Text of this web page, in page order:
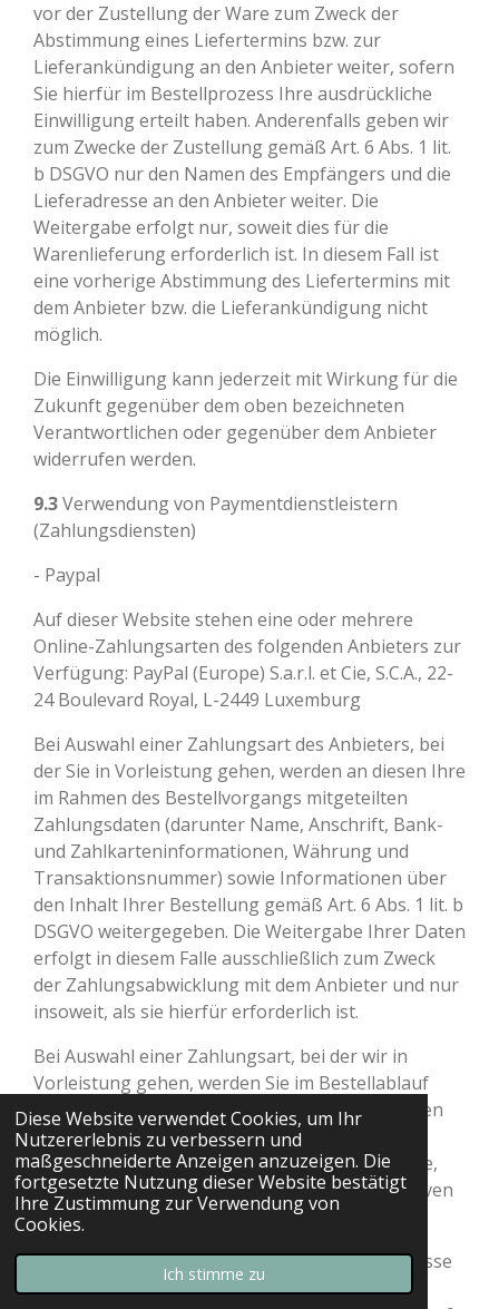
Diese Website verwendet Cookies, um Ihr
Nutzererlebnis zu verbessern und
maßgeschneiderte Anzeigen anzuzeigen. Die
fortgesetzte Nutzung dieser Website bestätigt
Ihre Zustimmung zur Verwendung von
Cookies.
Ich stimme zu
vor der Zustellung der Ware zum Zweck der
Abstimmung eines Liefertermins bzw. zur
Lieferankündigung an den Anbieter weiter, sofern
Sie hierfür im Bestellprozess Ihre ausdrückliche
Einwilligung erteilt haben. Anderenfalls geben wir
zum Zwecke der Zustellung gemäß Art. 6 Abs. 1 lit.
b DSGVO nur den Namen des Empfängers und die
Lieferadresse an den Anbieter weiter. Die
Weitergabe erfolgt nur, soweit dies für die
Warenlieferung erforderlich ist. In diesem Fall ist
eine vorherige Abstimmung des Liefertermins mit
dem Anbieter bzw. die Lieferankündigung nicht
möglich.
Die Einwilligung kann jederzeit mit Wirkung für die
Zukunft gegenüber dem oben bezeichneten
Verantwortlichen oder gegenüber dem Anbieter
widerrufen werden.
9.3Verwendung von Paymentdienstleistern
(Zahlungsdiensten)
- Paypal
Auf dieser Website stehen eine oder mehrere
Online-Zahlungsarten des folgenden Anbieters zur
Verfügung: PayPal (Europe) S.a.r.l. et Cie, S.C.A., 22-
24 Boulevard Royal, L-2449 Luxemburg
Bei Auswahl einer Zahlungsart des Anbieters, bei
der Sie in Vorleistung gehen, werden an diesen Ihre
im Rahmen des Bestellvorgangs mitgeteilten
Zahlungsdaten (darunter Name, Anschrift, Bank-
und Zahlkarteninformationen, Währung und
Transaktionsnummer) sowie Informationen über
den Inhalt Ihrer Bestellung gemäß Art. 6 Abs. 1 lit. b
DSGVO weitergegeben. Die Weitergabe Ihrer Daten
erfolgt in diesem Falle ausschließlich zum Zweck
der Zahlungsabwicklung mit dem Anbieter und nur
insoweit, als sie hierfür erforderlich ist.
Bei Auswahl einer Zahlungsart, bei der wir in
Vorleistung gehen, werden Sie im Bestellablauf
auch aufgefordert, bestimmte persönliche Daten
(Vor- und Nachname, Straße, Hausnummer,
Postleitzahl, Ort, Geburtsdatum, E-Mail-Adresse,
Telefonnummer, ggf. Daten zu einem alternativen
Zahlungsmittel) anzugeben.
Um in solchen Fällen unser berechtigtes Interesse
an der Feststellung Ihrer Zahlungsfähigkeit zu